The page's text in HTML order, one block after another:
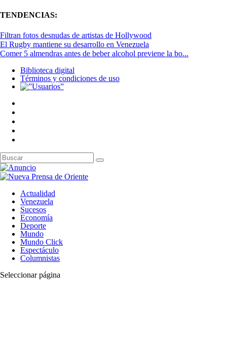
TENDENCIAS:
Filtran fotos desnudas de artistas de Hollywood
El Rugby mantiene su desarrollo en Venezuela
Comer 5 almendras antes de beber alcohol previene la bo...
Biblioteca digital
Términos y condiciones de uso
Actualidad
Venezuela
Sucesos
Economía
Deporte
Mundo
Mundo Click
Espectáculo
Columnistas
Seleccionar página